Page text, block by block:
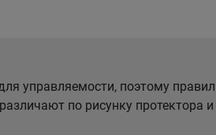
управляемости, поэтому
по рисунку протектора